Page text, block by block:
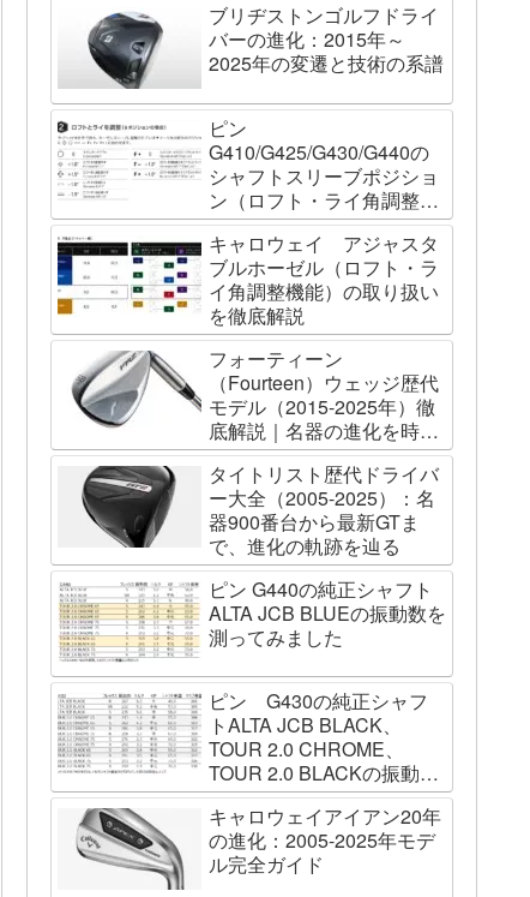
ブリヂストンゴルフドライ
バーの進化：2015年～
2025年の変遷と技術の系譜
ピン
G410/G425/G430/G440の
シャフトスリーブポジショ
ン（ロフト・ライ角調整機
能）について
キャロウェイ アジャスタ
ブルホーゼル（ロフト・ラ
イ角調整機能）の取り扱い
を徹底解説
フォーティーン
（Fourteen）ウェッジ歴代
モデル（2015-2025年）徹
底解説｜名器の進化を時系
列で辿る
タイトリスト歴代ドライバ
ー大全（2005-2025）：名
器900番台から最新GTま
で、進化の軌跡を辿る
ピン G440の純正シャフト
ALTA JCB BLUEの振動数を
測ってみました
ピン G430の純正シャフ
トALTA JCB BLACK、
TOUR 2.0 CHROME、
TOUR 2.0 BLACKの振動数
を測ってみました
キャロウェイアイアン20年
の進化：2005-2025年モデ
ル完全ガイド